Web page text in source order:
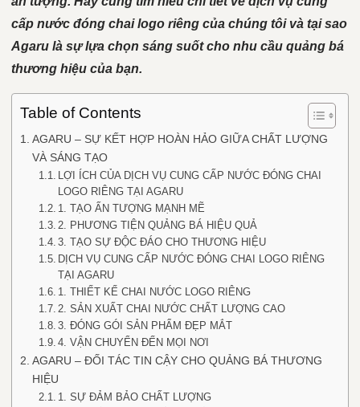
cấp nước đóng chai logo riêng của chúng tôi và tại sao
Agaru là sự lựa chọn sáng suốt cho nhu cầu quảng bá
thương hiệu của bạn.
Table of Contents
AGARU – SỰ KẾT HỢP HOÀN HẢO GIỮA CHẤT LƯỢNG
VÀ SÁNG TẠO
LỢI ÍCH CỦA DỊCH VỤ CUNG CẤP NƯỚC ĐÓNG CHAI
LOGO RIÊNG TẠI AGARU
1. TẠO ẤN TƯỢNG MẠNH MẼ
2. PHƯƠNG TIỆN QUẢNG BÁ HIỆU QUẢ
3. TẠO SỰ ĐỘC ĐÁO CHO THƯƠNG HIỆU
DỊCH VỤ CUNG CẤP NƯỚC ĐÓNG CHAI LOGO RIÊNG
TẠI AGARU
1. THIẾT KẾ CHAI NƯỚC LOGO RIÊNG
2. SẢN XUẤT CHAI NƯỚC CHẤT LƯỢNG CAO
3. ĐÓNG GÓI SẢN PHẨM ĐẸP MẮT
4. VẬN CHUYỂN ĐẾN MỌI NƠI
AGARU – ĐỐI TÁC TIN CẬY CHO QUẢNG BÁ THƯƠNG
HIỆU
1. SỰ ĐẢM BẢO CHẤT LƯỢNG